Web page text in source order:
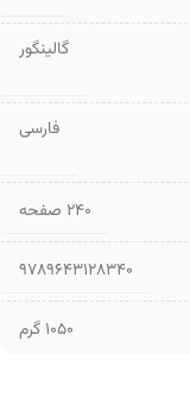
گالینگور
فارسی
۲۴۰ صفحه
9789643128340
1050 گرم